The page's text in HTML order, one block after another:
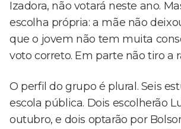
Izadora, não votará neste ano.
escolha própria: a mãe não
que o jovem não tem muita
voto correto. Em parte não tiro a
O perfil do grupo é plural. Seis
escola pública. Dois escolherão
outubro, e dois optarão por